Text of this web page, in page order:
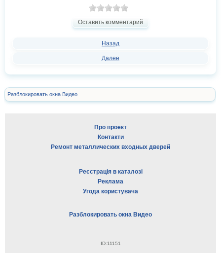
Оставить комментарий
Назад
Далее
Разблокировать окна Видео
Про проект
Контакти
Ремонт металлических входных дверей
Реєстрація в каталозі
Реклама
Угода користувача
Разблокировать окна Видео
ID:11151